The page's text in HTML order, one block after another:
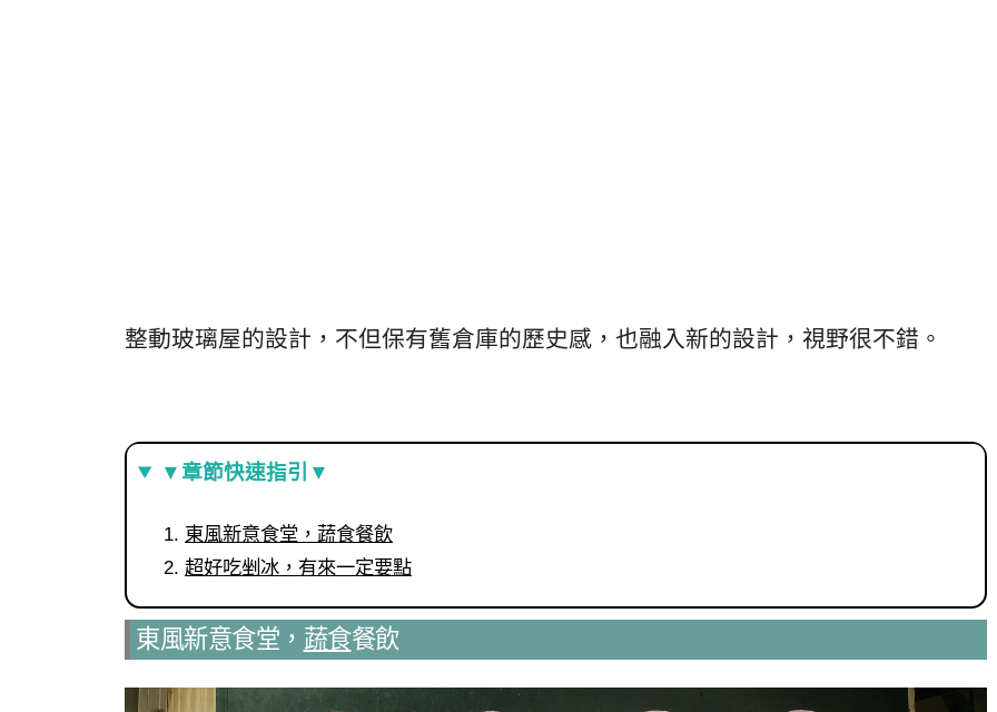
整動玻璃屋的設計，不但保有舊倉庫的歷史感，也融入新的設計，視野很不錯。
▼章節快速指引▼
東風新意食堂，蔬食餐飲
超好吃剉冰，有來一定要點
東風新意食堂， 蔬食餐飲